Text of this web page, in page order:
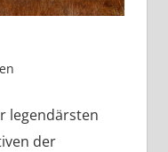
legendärsten
der